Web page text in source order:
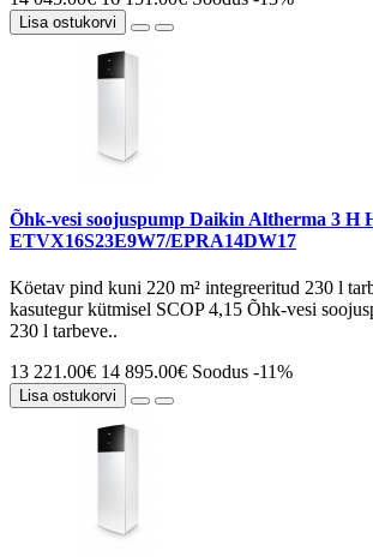
Lisa ostukorvi
Õhk-vesi soojuspump Daikin Altherma 3 H
ETVX16S23E9W7/EPRA14DW17
Köetav pind kuni 220 m² integreeritud 230 l
kasutegur kütmisel SCOP 4,15 Õhk-vesi
230 l tarbeve..
13 221.00€ 14 895.00€ Soodus -11%
Lisa ostukorvi